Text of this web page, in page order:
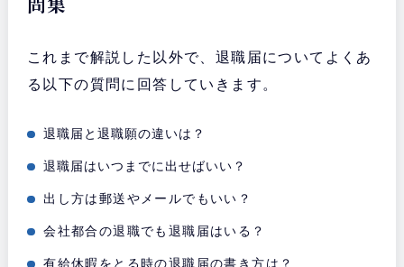
これまで解説した以外で、退職届についてよくあ
る以下の質問に回答していきます。
退職届と退職願の違いは？
退職届はいつまでに出せばいい？
出し方は郵送やメールでもいい？
会社都合の退職でも退職届はいる？
有給休暇をとる時の退職届の書き方は？